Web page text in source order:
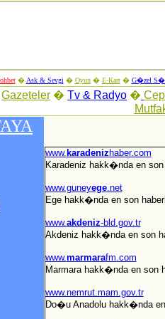
� Ask & Sevgi � Oyun� E-Kart� G�zel
Gazeteler � Tv & Radyo �
www. karadeniz haber.com
Karadeniz hakk�nda en
www.guneyege.net
Ege hakk�nda en son
www.akdeniz-bld.gov.tr
Akdeniz hakk�nda en son
www.marmarafm.com
Marmara hakk�nda en
www.nemrut.mam.gov.tr
Do�u Anadolu hakk�nda